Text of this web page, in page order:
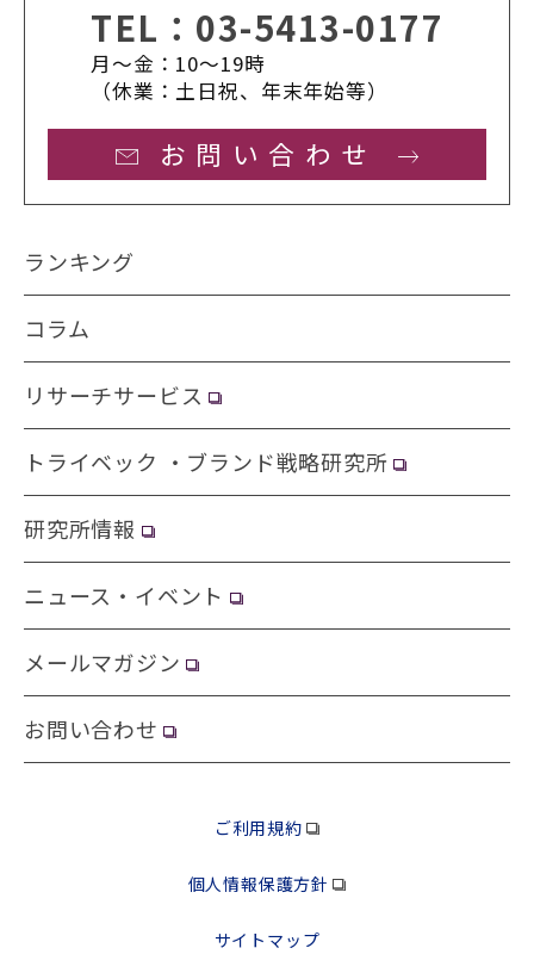
TEL： 03-5413-0177
月〜金：10〜19時
（休業：土日祝、年末年始等）
お問い合わせ
ランキング
コラム
リサーチサービス
トライベック ・ブランド戦略研究所
研究所情報
ニュース・イベント
メールマガジン
お問い合わせ
ご利用規約
個人情報保護方針
サイトマップ